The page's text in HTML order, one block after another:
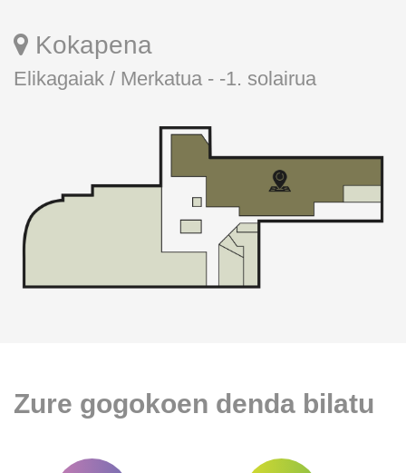
Kokapena
Elikagaiak / Merkatua - -1. solairua
Zure gogokoen denda bilatu